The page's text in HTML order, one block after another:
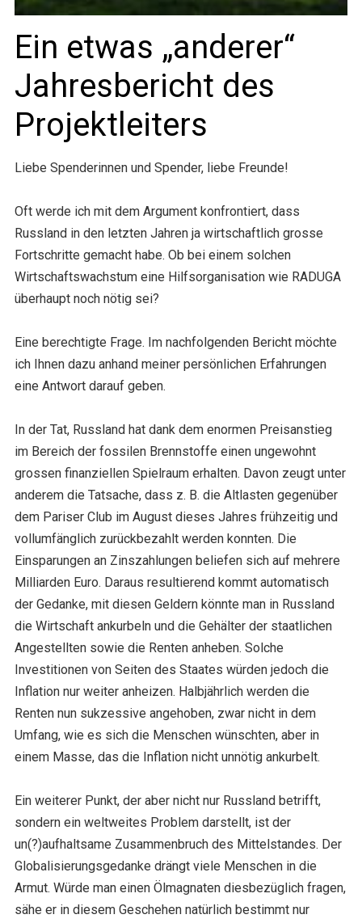
Ein etwas „anderer“
Jahresbericht des
Projektleiters
Liebe Spenderinnen und Spender, liebe Freunde!
Oft werde ich mit dem Argument konfrontiert, dass
Russland in den letzten Jahren ja wirtschaftlich grosse
Fortschritte gemacht habe. Ob bei einem solchen
Wirtschaftswachstum eine Hilfsorganisation wie RADUGA
überhaupt noch nötig sei?
Eine berechtigte Frage. Im nachfolgenden Bericht möchte
ich Ihnen dazu anhand meiner persönlichen Erfahrungen
eine Antwort darauf geben.
In der Tat, Russland hat dank dem enormen Preisanstieg
im Bereich der fossilen Brennstoffe einen ungewohnt
grossen finanziellen Spielraum erhalten. Davon zeugt unter
anderem die Tatsache, dass z. B. die Altlasten gegenüber
dem Pariser Club im August dieses Jahres frühzeitig und
vollumfänglich zurückbezahlt werden konnten. Die
Einsparungen an Zinszahlungen beliefen sich auf mehrere
Milliarden Euro. Daraus resultierend kommt automatisch
der Gedanke, mit diesen Geldern könnte man in Russland
die Wirtschaft ankurbeln und die Gehälter der staatlichen
Angestellten sowie die Renten anheben. Solche
Investitionen von Seiten des Staates würden jedoch die
Inflation nur weiter anheizen. Halbjährlich werden die
Renten nun sukzessive angehoben, zwar nicht in dem
Umfang, wie es sich die Menschen wünschten, aber in
einem Masse, das die Inflation nicht unnötig ankurbelt.
Ein weiterer Punkt, der aber nicht nur Russland betrifft,
sondern ein weltweites Problem darstellt, ist der
un(?)aufhaltsame Zusammenbruch des Mittelstandes. Der
Globalisierungsgedanke drängt viele Menschen in die
Armut. Würde man einen Ölmagnaten diesbezüglich fragen,
sähe er in diesem Geschehen natürlich bestimmt nur